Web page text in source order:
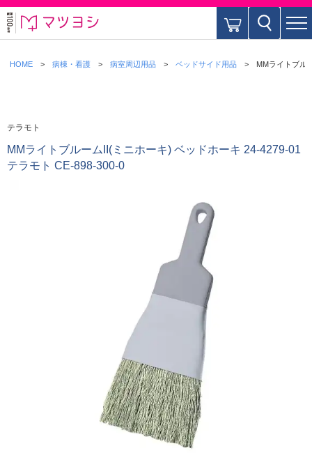
HOME 病棟・看護 病室周辺用品 ベッドサイド用品 MMライトブル
テラモト
MMライトブルームII(ミニホーキ) ベッドホーキ 24-4279-01
テラモト CE-898-300-0